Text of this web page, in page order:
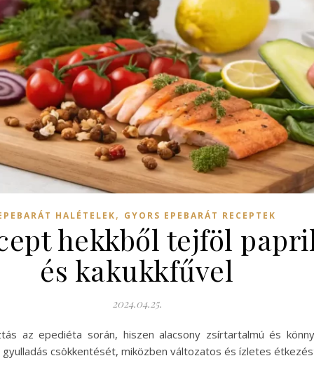
HALÉTELEK, GYORS EPEBARÁT RECEPTEK
hekkből tejföl
és kakukkfűvel
2024.04.25.
az epediéta során, hiszen alacsony zsírtartalmú és
csökkentését, miközben változatos és ízletes